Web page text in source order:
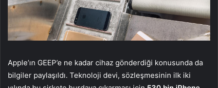
Apple’ın GEEP’e ne kadar cihaz gönderdiği konusunda da
bilgiler paylaşıldı. Teknoloji devi, sözleşmesinin ilk iki